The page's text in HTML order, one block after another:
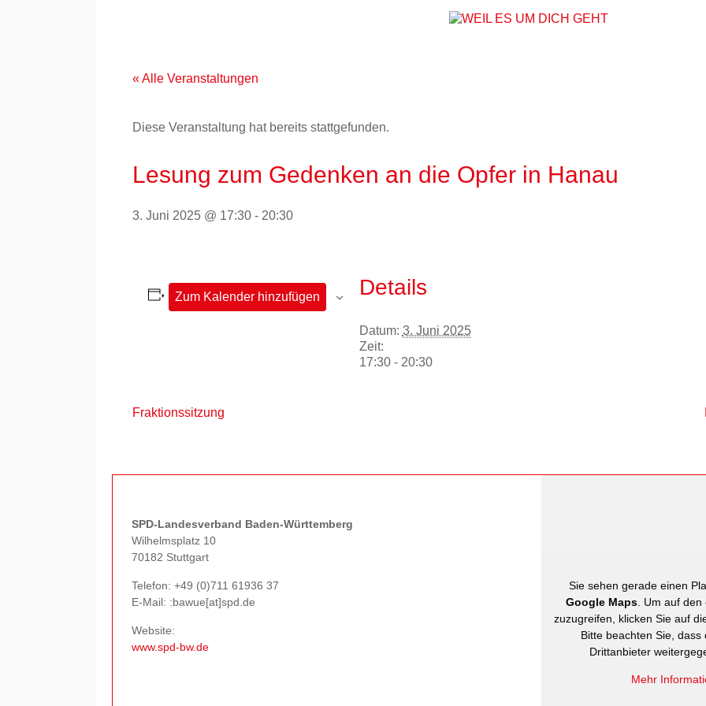
WEIL ES UM DICH
« Alle Veranstaltungen
Diese Veranstaltung hat bereits stattgefunden.
Lesung zum Gedenken an die Opfer in Hanau
3. Juni 2025 @ 17:30 - 20:30
Zum Kalender hinzufügen Details
Datum: 3. Juni 2025
Zeit:
17:30 - 20:30
Fraktionssitzung
SPD-Landesverband Baden-Württemberg
Wilhelmsplatz 10
70182 Stuttgart
Telefon: +49 (0)711 61936 37
E-Mail: :bawue[at]spd.de
Website:
www.spd-bw.de
Sie sehen gerade einen
Google Maps. Um auf den
zuzugreifen, klicken Sie auf
Bitte beachten Sie, dass
Drittanbieter
Mehr